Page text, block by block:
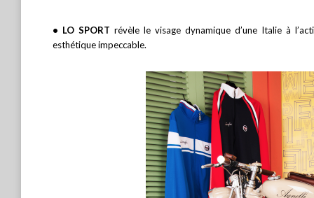
• LO SPORT révèle le visage dynamique d’une Italie à
esthétique impeccable.